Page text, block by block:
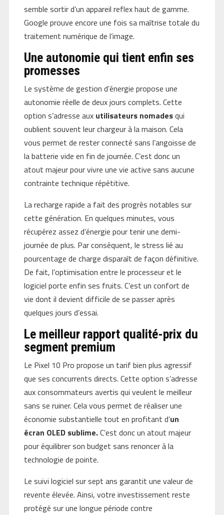
semble sortir d’un appareil reflex haut de gamme.
Google prouve encore une fois sa maîtrise totale du
traitement numérique de l’image.
Une autonomie qui tient enfin ses
promesses
Le système de gestion d’énergie propose une
autonomie réelle de deux jours complets. Cette
option s’adresse aux utilisateurs nomadesqui
oublient souvent leur chargeur à la maison. Cela
vous permet de rester connecté sans l’angoisse de
la batterie vide en fin de journée. C’est donc un
atout majeur pour vivre une vie active sans aucune
contrainte technique répétitive.
La recharge rapide a fait des progrès notables sur
cette génération. En quelques minutes, vous
récupérez assez d’énergie pour tenir une demi-
journée de plus. Par conséquent, le stress lié au
pourcentage de charge disparaît de façon définitive.
De fait, l’optimisation entre le processeur et le
logiciel porte enfin ses fruits. C’est un confort de
vie dont il devient difficile de se passer après
quelques jours d’essai.
Le meilleur rapport qualité-prix du
segment premium
Le Pixel 10 Pro propose un tarif bien plus agressif
que ses concurrents directs. Cette option s’adresse
aux consommateurs avertis qui veulent le meilleur
sans se ruiner. Cela vous permet de réaliser une
économie substantielle tout en profitant d’un
écran OLED sublime.C’est donc un atout majeur
pour équilibrer son budget sans renoncer à la
technologie de pointe.
Le suivi logiciel sur sept ans garantit une valeur de
revente élevée. Ainsi, votre investissement reste
protégé sur une longue période contre